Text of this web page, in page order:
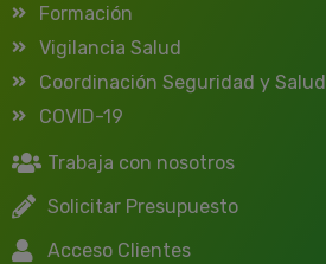
Formación
Vigilancia Salud
Coordinación Seguridad y Salud
COVID-19
Trabaja con nosotros
Solicitar Presupuesto
Acceso Clientes